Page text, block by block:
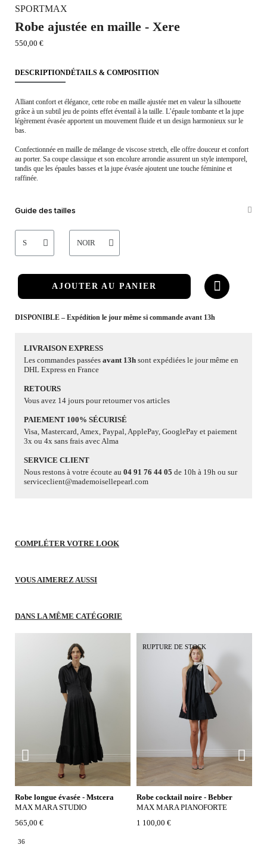
Robe ajustée en maille - Xere
SPORTMAX
550,00 €
DESCRIPTIONDÉTAILS & COMPOSITION
Alliant confort et élégance, cette robe en maille ajustée met en valeur la silhouette
grâce à un subtil jeu de points effet éventail à la taille. L’épaule tombante et la jupe
légèrement évasée apportent un mouvement fluide et un design harmonieux sur le
bas.
Confectionnée en maille de mélange de viscose stretch, elle offre douceur et confort
au porter. Sa coupe classique et son encolure arrondie assurent un style intemporel,
tandis que les épaules basses et la jupe évasée ajoutent une touche féminine et
raffinée.
Guide des tailles
AJOUTER AU PANIER
DISPONIBLE – Expédition le jour même si commande avant 13h
LIVRAISON EXPRESS
Les commandes passées avant 13h sont expédiées le jour même en
DHL Express en France
RETOURS
Vous avez 14 jours pour retourner vos articles
PAIEMENT 100% SÉCURISÉ
Visa, Mastercard, Amex, Paypal, ApplePay, GooglePay et paiement
3x ou 4x sans frais avec Alma
SERVICE CLIENT
Nous restons à votre écoute au 04 91 76 44 05 de 10h à 19h ou sur
serviceclient@mademoisellepearl.com
COMPLÉTER VOTRE LOOK
VOUS AIMEREZ AUSSI
DANS LA MÊME CATÉGORIE
Robe longue évasée - Mstcera
MAX MARA STUDIO
565,00 €
36
RUPTURE DE STOCK
Robe cocktail noire - Bebber
MAX MARA PIANOFORTE
1 100,00 €